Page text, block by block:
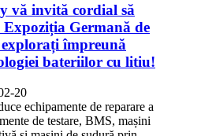
vă invită cordial să
Germană de
explorați împreună
bateriilor cu litiu!
20
echipamente de reparare a
de testare, BMS, mașini